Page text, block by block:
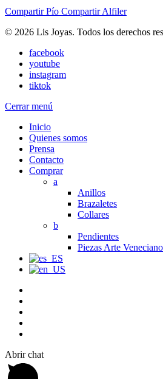
Compartir Pío Compartir Alfiler
© 2026 Lis Joyas. Todos los derechos
facebook
youtube
instagram
tiktok
Cerrar menú
Inicio
Quienes somos
Prensa
Contacto
Comprar
a
Anillos
Brazaletes
Collares
b
Pendientes
Piezas Arte Veneciano
Abrir chat